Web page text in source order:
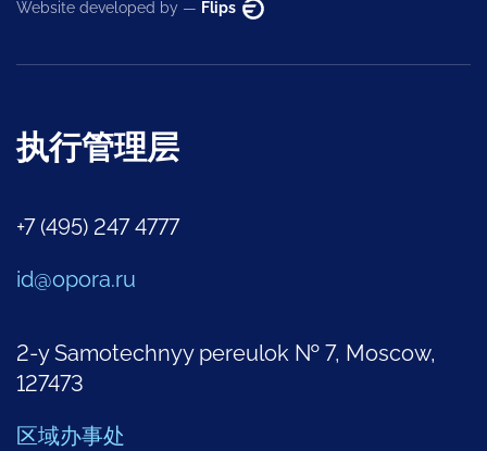
Website developed by — Flips
执行管理层
+7 (495) 247 4777
id@opora.ru
2-y Samotechnyy pereulok № 7, Moscow,
127473
区域办事处